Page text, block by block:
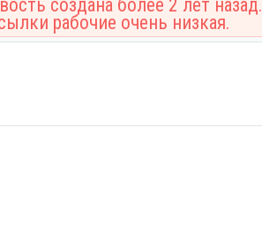
создана более 2 лет назад.
рабочие очень низкая.